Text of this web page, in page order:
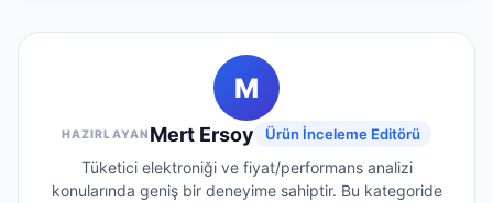
M
HAZIRLAYAN Mert Ersoy Ürün İnceleme Editörü
Tüketici elektroniği ve fiyat/performans analizi
konularında geniş bir deneyime sahiptir. Bu kategoride